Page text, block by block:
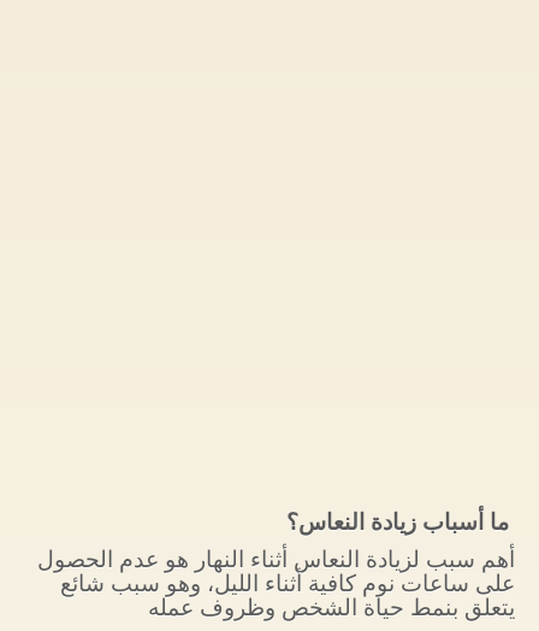
ما أسباب زيادة النعاس؟
أهم سبب لزيادة النعاس أثناء النهار هو عدم الحصول
على ساعات نوم كافية أثناء الليل، وهو سبب شائع
يتعلق بنمط حياة الشخص وظروف عمله